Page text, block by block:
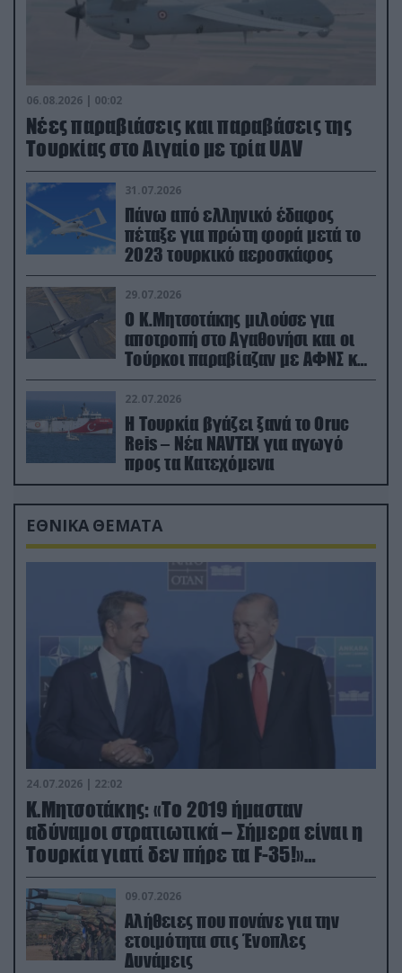
06.08.2026 | 00:02
Νέες παραβιάσεις και παραβάσεις της
Τουρκίας στο Αιγαίο με τρία UAV
31.07.2026
Πάνω από ελληνικό έδαφος
πέταξε για πρώτη φορά μετά το
2023 τουρκικό αεροσκάφος
29.07.2026
Ο Κ.Μητσοτάκης μιλούσε για
αποτροπή στο Αγαθονήσι και οι
Τούρκοι παραβίαζαν με ΑΦΝΣ και
drone
22.07.2026
Η Τουρκία βγάζει ξανά το Oruc
Reis – Νέα NAVTEX για αγωγό
προς τα Κατεχόμενα
ΕΘΝΙΚΑ ΘΕΜΑΤΑ
24.07.2026 | 22:02
Κ.Μητσοτάκης: «Το 2019 ήμασταν
αδύναμοι στρατιωτικά – Σήμερα είναι η
Τουρκία γιατί δεν πήρε τα F-35!»
(βίντεο)
09.07.2026
Αλήθειες που πονάνε για την
ετοιμότητα στις Ένοπλες
Δυνάμεις